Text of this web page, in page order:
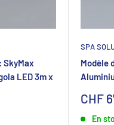
SkyMax
LED 3m x
SPA
Modèle
CHF
En